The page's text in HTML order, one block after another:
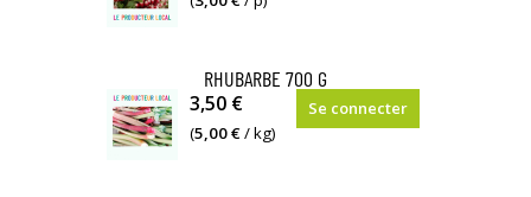
que
classique
RHUBARBE 700 G
3,50 €
(5,00 €/ kg)
Se connecter